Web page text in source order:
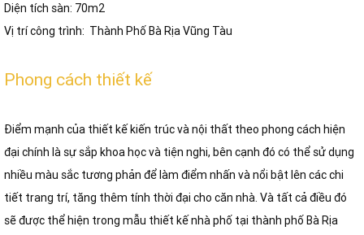
Diện tích sàn: 70m2
Vị trí công trình: Thành Phố Bà Rịa Vũng Tàu
Phong cách thiết kế
Điểm mạnh của thiết kế kiến trúc và nội thất theo phong cách hiện
đại chính là sự sắp khoa học và tiện nghi, bên cạnh đó có thể sử dụng
nhiều màu sắc tương phản để làm điểm nhấn và nổi bật lên các chi
tiết trang trí, tăng thêm tính thời đại cho căn nhà. Và tất cả điều đó
sẽ được thể hiện trong mẫu thiết kế nhà phố tại thành phố Bà Rịa